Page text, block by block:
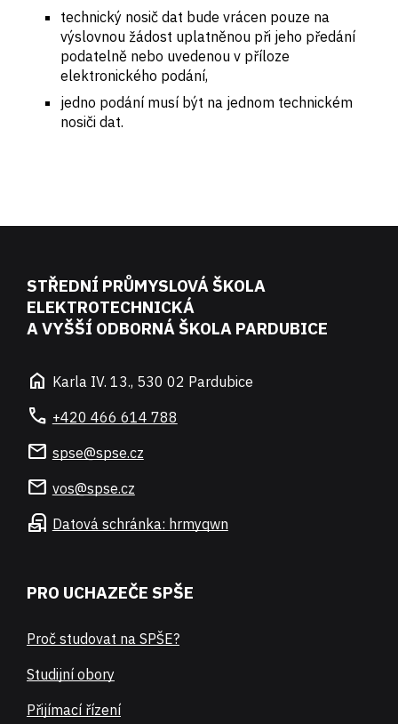
technický nosič dat bude vrácen pouze na
výslovnou žádost uplatněnou při jeho předání
podatelně nebo uvedenou v příloze
elektronického podání,
jedno podání musí být na jednom technickém
nosiči dat.
STŘEDNÍ PRŮMYSLOVÁ ŠKOLA
ELEKTROTECHNICKÁ
A VYŠŠÍ ODBORNÁ ŠKOLA PARDUBICE
home Karla IV. 13., 530 02 Pardubice
call +420 466 614 788
mail spse@spse.cz
mail vos@spse.cz
local_post_office Datová schránka: hrmyqwn
PRO UCHAZEČE SPŠE
Proč studovat na SPŠE?
Studijní obory
Přijímací řízení